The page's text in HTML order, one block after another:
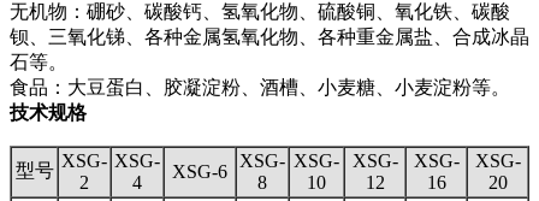
无机物：硼砂、碳酸钙、氢氧化物、硫酸铜、氧化铁、碳酸
钡、三氧化锑、各种金属氢氧化物、各种重金属盐、合成冰晶
石等。
食品：大豆蛋白、胶凝淀粉、酒槽、小麦糖、小麦淀粉等。
技术规格
型号 XSG-
2
XSG-
4
XSG-6
XSG-
8
XSG-
10
XSG-
12
XSG-
16
XSG-
20